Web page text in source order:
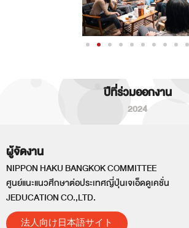
ปีที่ร่วมออกงาน
2024
ผู้จัดงาน
NIPPON HAKU BANGKOK COMMITTEE
ศูนย์แนะแนวศึกษาต่อประเทศญี่ปุ่นเจเอ็ดดูเคชั่น
JEDUCATION CO.,LTD.
法人向け日本語サイト